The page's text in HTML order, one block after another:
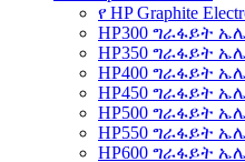
የ HP Graphite
HP300 ግራፋይት
HP350 ግራፋይት
HP400 ግራፋይት
HP450 ግራፋይት
HP500 ግራፋይት
HP550 ግራፋይት
HP600 ግራፋይት